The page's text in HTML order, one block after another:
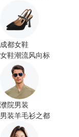
成都女鞋
女鞋潮流风向标
濮院男装
男装羊毛衫之都